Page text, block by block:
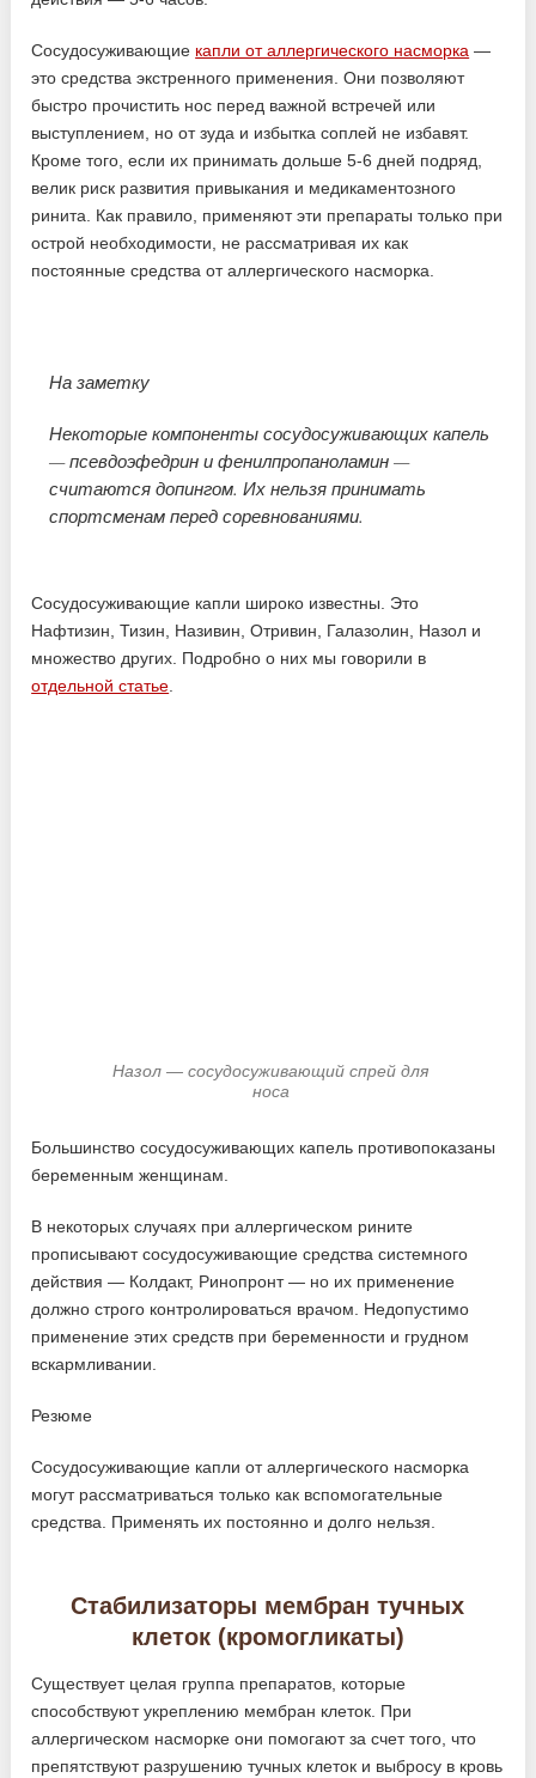
Сосудосуживающие капли от аллергического насморка —
это средства экстренного применения. Они позволяют
быстро прочистить нос перед важной встречей или
выступлением, но от зуда и избытка соплей не избавят.
Кроме того, если их принимать дольше 5-6 дней подряд,
велик риск развития привыкания и медикаментозного
ринита. Как правило, применяют эти препараты только при
острой необходимости, не рассматривая их как
постоянные средства от аллергического насморка.
На заметку
Некоторые компоненты сосудосуживающих капель
— псевдоэфедрин и фенилпропаноламин —
считаются допингом. Их нельзя принимать
спортсменам перед соревнованиями.
Сосудосуживающие капли широко известны. Это
Нафтизин, Тизин, Називин, Отривин, Галазолин, Назол и
множество других. Подробно о них мы говорили в
отдельной статье.
Назол — сосудосуживающий спрей для
носа
Большинство сосудосуживающих капель противопоказаны
беременным женщинам.
В некоторых случаях при аллергическом рините
прописывают сосудосуживающие средства системного
действия — Колдакт, Ринопронт — но их применение
должно строго контролироваться врачом. Недопустимо
применение этих средств при беременности и грудном
вскармливании.
Резюме
Сосудосуживающие капли от аллергического насморка
могут рассматриваться только как вспомогательные
средства. Применять их постоянно и долго нельзя.
Стабилизаторы мембран тучных
клеток (кромогликаты)
Существует целая группа препаратов, которые
способствуют укреплению мембран клеток. При
аллергическом насморке они помогают за счет того, что
препятствуют разрушению тучных клеток и выбросу в кровь